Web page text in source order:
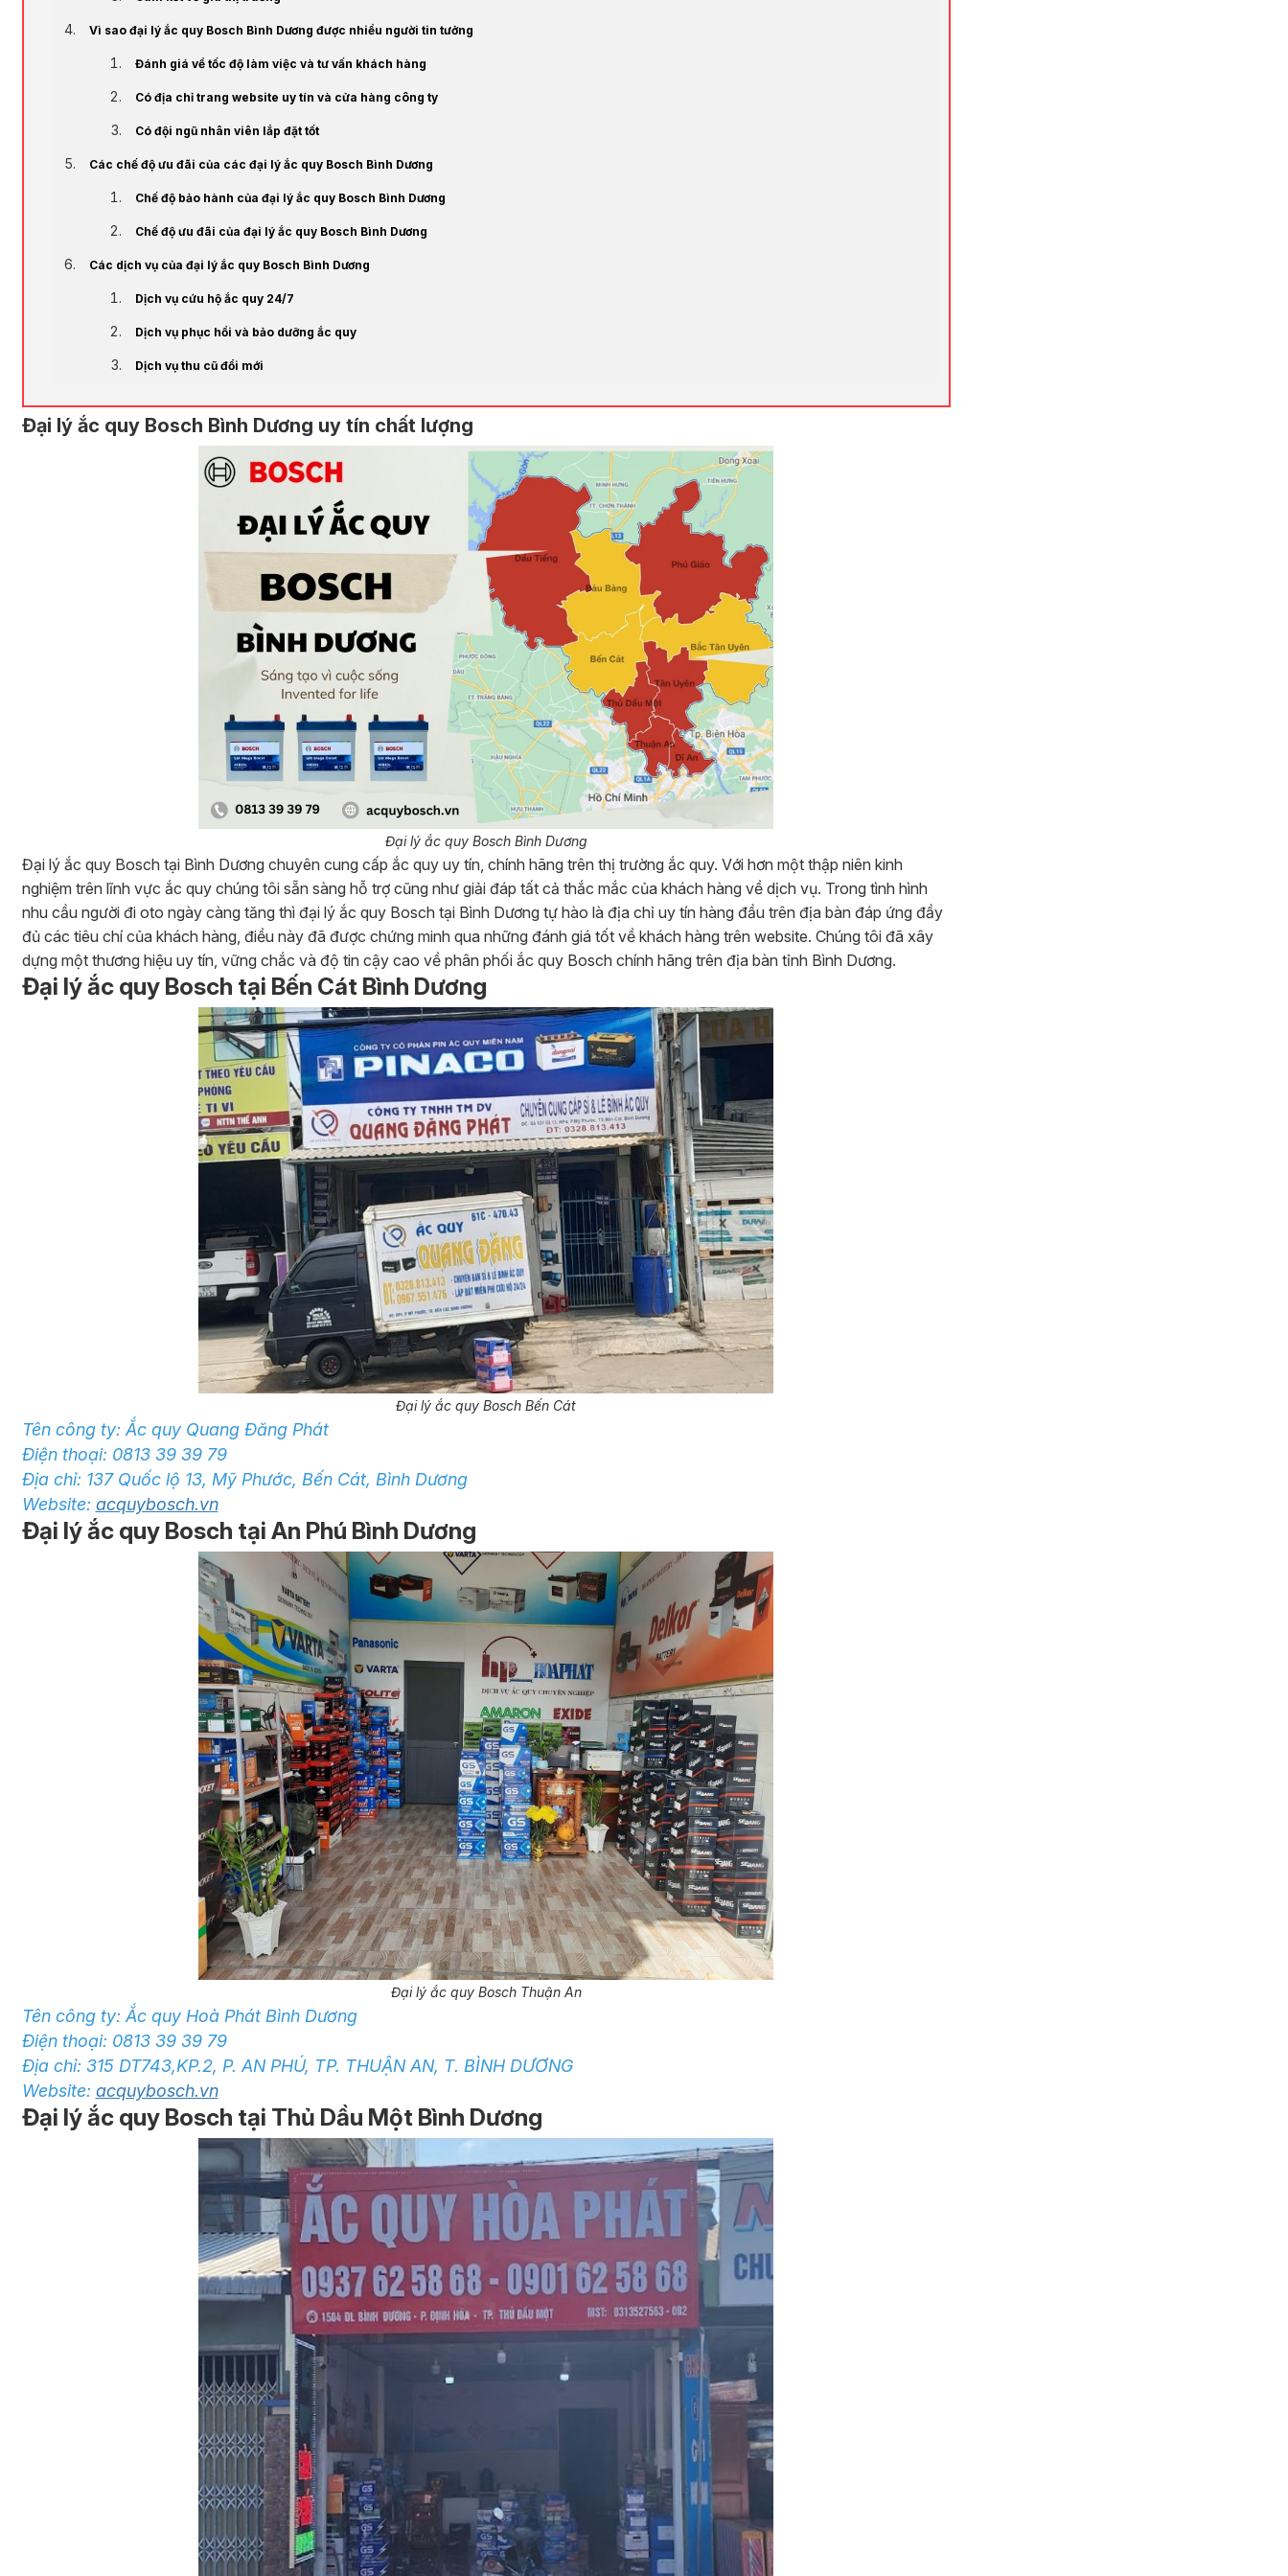
Vì sao đại lý ắc quy Bosch Bình Dương được nhiều người tin tưởng
Đánh giá về tốc độ làm việc và tư vấn khách hàng
Có địa chỉ trang website uy tín và cửa hàng công ty
Có đội ngũ nhân viên lắp đặt tốt
Các chế độ ưu đãi của các đại lý ắc quy Bosch Bình Dương
Chế độ bảo hành của đại lý ắc quy Bosch Bình Dương
Chế độ ưu đãi của đại lý ắc quy Bosch Bình Dương
Các dịch vụ của đại lý ắc quy Bosch Bình Dương
Dịch vụ cứu hộ ắc quy 24/7
Dịch vụ phục hồi và bảo dưỡng ắc quy
Dịch vụ thu cũ đổi mới
Đại lý ắc quy Bosch Bình Dương uy tín chất lượng
Đại lý ắc quy Bosch Bình Dương
Đại lý ắc quy Bosch tại Bình Dương chuyên cung cấp ắc quy uy tín, chính hãng trên thị trường ắc quy. Với hơn một thập niên kinh
nghiệm trên lĩnh vực ắc quy chúng tôi sẵn sàng hỗ trợ cũng như giải đáp tất cả thắc mắc của khách hàng về dịch vụ. Trong tình hình
nhu cầu người đi oto ngày càng tăng thì đại lý ắc quy Bosch tại Bình Dương tự hào là địa chỉ uy tín hàng đầu trên địa bàn đáp ứng đầy
đủ các tiêu chí của khách hàng, điều này đã được chứng minh qua những đánh giá tốt về khách hàng trên website. Chúng tôi đã xây
dựng một thương hiệu uy tín, vững chắc và độ tin cậy cao về phân phối ắc quy Bosch chính hãng trên địa bàn tỉnh Bình Dương.
Đại lý ắc quy Bosch tại Bến Cát Bình Dương
Đại lý ắc quy Bosch Bến Cát
Tên công ty: Ắc quy Quang Đăng Phát
Điện thoại: 0813 39 39 79
Địa chỉ: 137 Quốc lộ 13, Mỹ Phước, Bến Cát, Bình Dương
Website: acquybosch.vn
Đại lý ắc quy Bosch tại An Phú Bình Dương
Đại lý ắc quy Bosch Thuận An
Tên công ty: Ắc quy Hoà Phát Bình Dương
Điện thoại: 0813 39 39 79
Địa chỉ: 315 DT743,KP.2, P. AN PHÚ, TP. THUẬN AN, T. BÌNH DƯƠNG
Website: acquybosch.vn
Đại lý ắc quy Bosch tại Thủ Dầu Một Bình Dương